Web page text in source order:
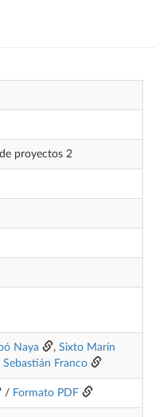
proyectos 2
Naya , Sixto Marín
Sebastián Franco
/ Formato PDF